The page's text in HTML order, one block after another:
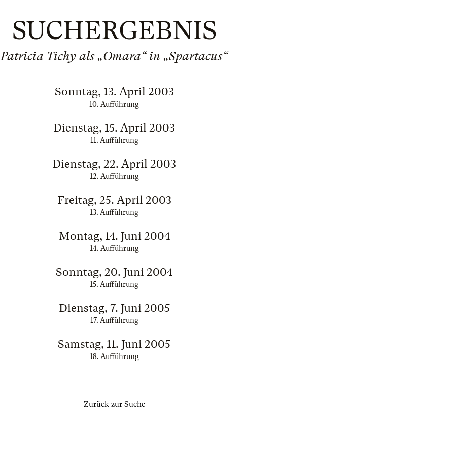
SUCHERGEBNIS
Patricia Tichy als „Omara“ in „Spartacus“
Sonntag, 13. April 2003
10. Aufführung
Dienstag, 15. April 2003
11. Aufführung
Dienstag, 22. April 2003
12. Aufführung
Freitag, 25. April 2003
13. Aufführung
Montag, 14. Juni 2004
14. Aufführung
Sonntag, 20. Juni 2004
15. Aufführung
Dienstag, 7. Juni 2005
17. Aufführung
Samstag, 11. Juni 2005
18. Aufführung
Zurück zur Suche